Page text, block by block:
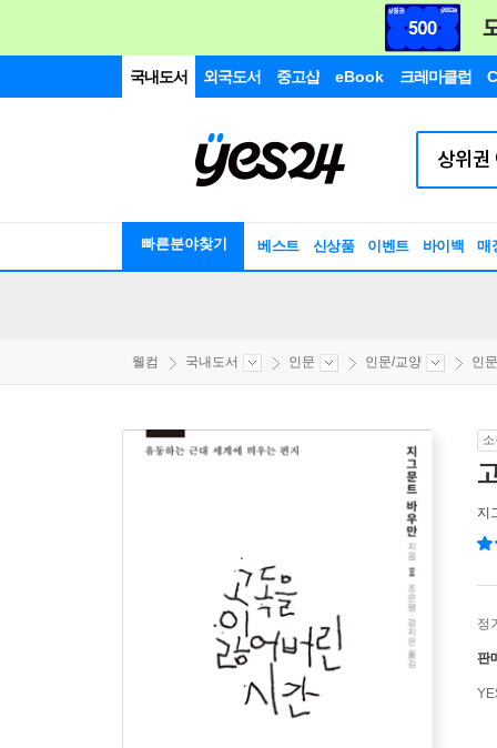
국내도서 외국도서 중고샵 eBook 크레마클럽
빠른분야찾기 베스트 신상품 이벤트 바이백 매
웰컴 국내도서 인문 인문/교양 인
지
정
판